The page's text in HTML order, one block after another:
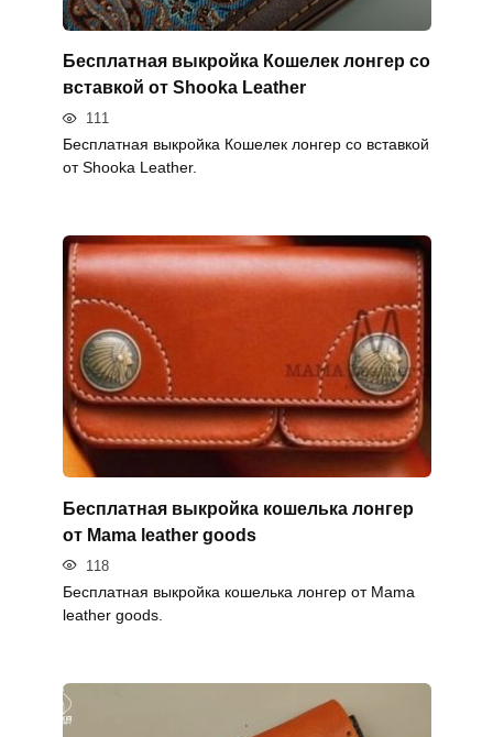
Бесплатная выкройка Кошелек лонгер со
вставкой от Shooka Leather
111
Бесплатная выкройка Кошелек лонгер со вставкой
от Shooka Leather.
Бесплатная выкройка кошелька лонгер
от Mama leather goods
118
Бесплатная выкройка кошелька лонгер от Mama
leather goods.